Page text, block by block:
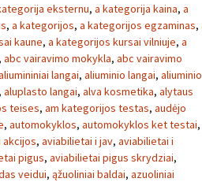
eksternu, a kategorija kaina, a
, a kategorijos, a kategorijos egzaminas,
kaune, a kategorijos kursai vilniuje, a
, abc vairavimo mokykla, abc vairavimo
langai, aliuminio langai, aliuminio
, aluplasto langai, alva kosmetika, alytaus
teises, am kategorijos testas, audėjo
, automokyklos, automokyklos ket testai,
akcijos, aviabilietai i jav, aviabilietai i
pigus, aviabilietai pigus skrydziai,
veidui, ąžuoliniai baldai, azuoliniai